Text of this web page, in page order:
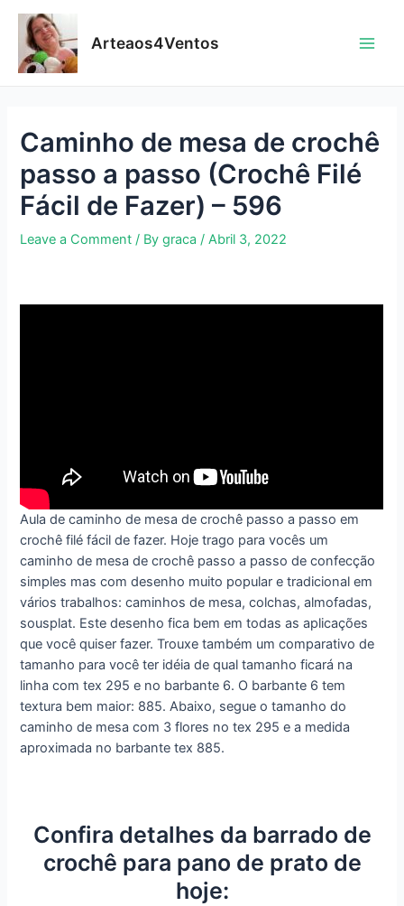
content
Arteaos4Ventos
Caminho de mesa de crochê
passo a passo (Crochê Filé
Fácil de Fazer) – 596
Leave a Comment / Bygraca /Abril 3, 2022
Aula de caminho de mesa de crochê passo a passo em
crochê filé fácil de fazer. Hoje trago para vocês um
caminho de mesa de crochê passo a passo de confecção
simples mas com desenho muito popular e tradicional em
vários trabalhos: caminhos de mesa, colchas, almofadas,
sousplat. Este desenho fica bem em todas as aplicações
que você quiser fazer. Trouxe também um comparativo de
tamanho para você ter idéia de qual tamanho ficará na
linha com tex 295 e no barbante 6. O barbante 6 tem
textura bem maior: 885. Abaixo, segue o tamanho do
caminho de mesa com 3 flores no tex 295 e a medida
aproximada no barbante tex 885.
Confira detalhes da barrado de
crochê para pano de prato de
hoje: